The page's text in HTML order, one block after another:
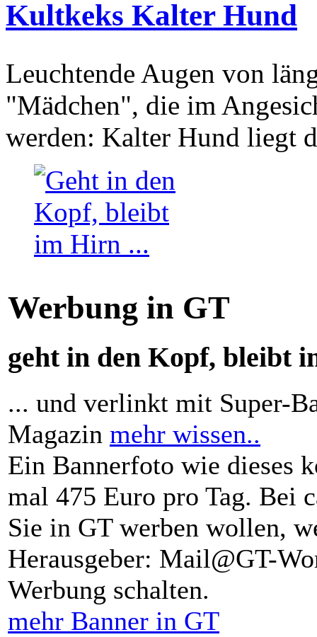
Kultkeks Kalter Hund
Leuchtende Augen von
"Mädchen", die im
werden: Kalter Hund liegt
Werbung in GT
geht in den Kopf, bleibt
... und verlinkt mit Super-
Magazin mehr wissen..
Ein Bannerfoto wie dieses
mal 475 Euro pro Tag. Bei
Sie in GT werben wollen,
Herausgeber: Mail@GT-
Werbung schalten.
mehr Banner in GT